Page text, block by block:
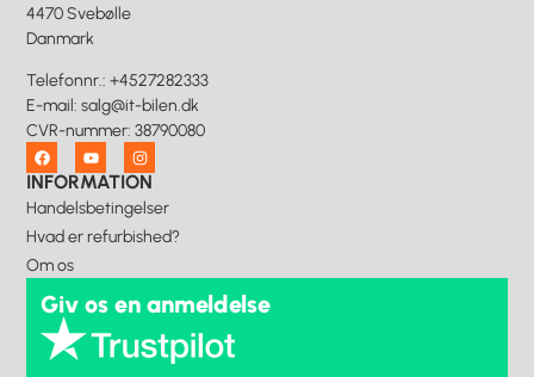
4470 Svebølle
Danmark
Telefonnr.: +4527282333
E-mail:salg@it-bilen.dk
CVR-nummer: 38790080
INFORMATION
Handelsbetingelser
Hvad er refurbished?
Om os
Giv os en anmeldelse